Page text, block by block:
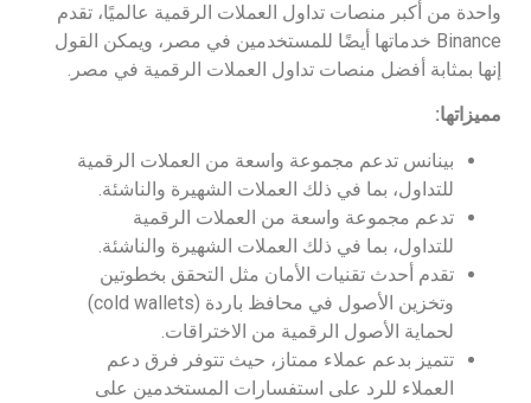
واحدة من أكبر منصات تداول العملات الرقمية عالميًا، تقدم
Binance خدماتها أيضًا للمستخدمين في مصر، ويمكن القول
إنها بمثابة أفضل منصات تداول العملات الرقمية في مصر.
مميزاتها:
بينانس تدعم مجموعة واسعة من العملات الرقمية
للتداول، بما في ذلك العملات الشهيرة والناشئة.
تدعم مجموعة واسعة من العملات الرقمية
للتداول، بما في ذلك العملات الشهيرة والناشئة.
تقدم أحدث تقنيات الأمان مثل التحقق بخطوتين
وتخزين الأصول في محافظ باردة (cold wallets)
لحماية الأصول الرقمية من الاختراقات.
تتميز بدعم عملاء ممتاز، حيث تتوفر فرق دعم
العملاء للرد على استفسارات المستخدمين على